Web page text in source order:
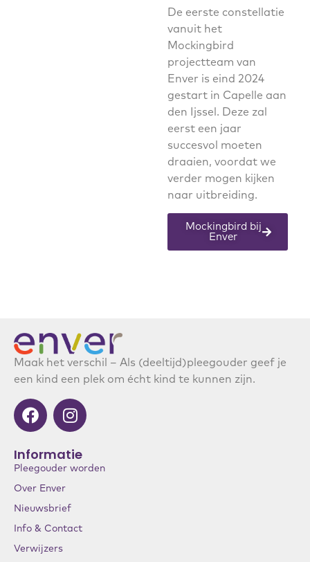
De eerste constellatie
vanuit het
Mockingbird
projectteam van
Enver is eind 2024
gestart in Capelle aan
den Ijssel. Deze zal
eerst een jaar
succesvol moeten
draaien, voordat we
verder mogen kijken
naar uitbreiding.
Mockingbird bij
Enver
Maak het verschil – Als (deeltijd)pleegouder geef je
een kind een plek om écht kind te kunnen zijn.
Informatie
Pleegouder worden
Over Enver
Nieuwsbrief
Info & Contact
Verwijzers